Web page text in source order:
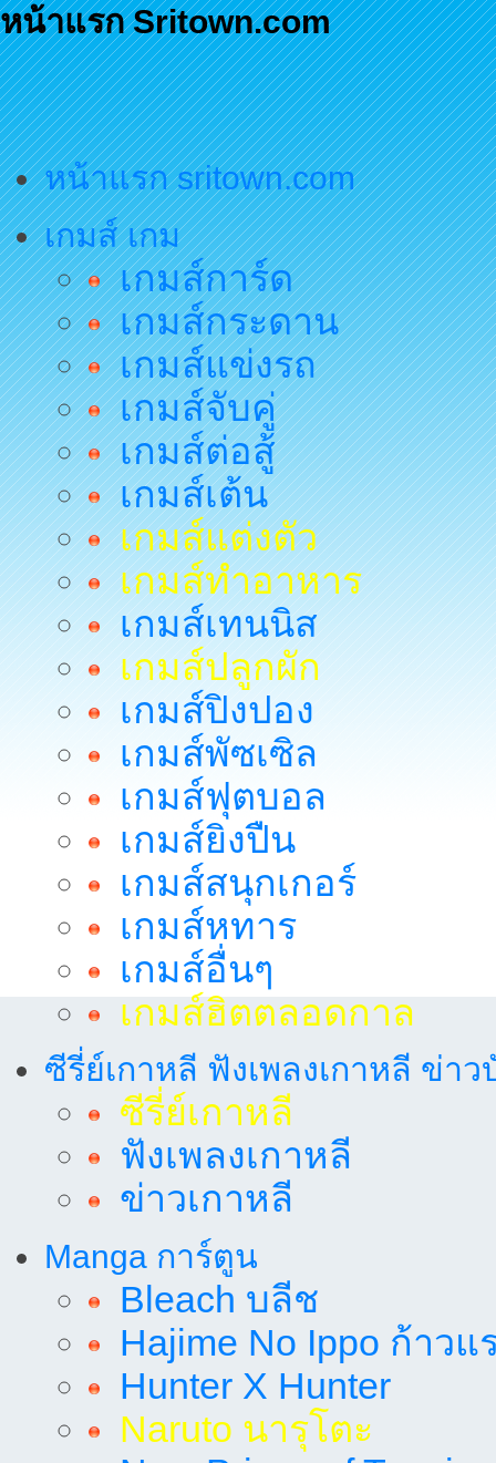
หน้าแรก Sritown.com
หน้าแรก sritown.com
เกมส์ เกม
เกมส์การ์ด
เกมส์กระดาน
เกมส์แข่งรถ
เกมส์จับคู่
เกมส์ต่อสู้
เกมส์เต้น
เกมส์แต่งตัว
เกมส์ทำอาหาร
เกมส์เทนนิส
เกมส์ปลูกผัก
เกมส์ปิงปอง
เกมส์พัซเซิล
เกมส์ฟุตบอล
เกมส์ยิงปืน
เกมส์สนุกเกอร์
เกมส์หทาร
เกมส์อื่นๆ
เกมส์ฮิตตลอดกาล
ซีรี่ย์เกาหลี ฟังเพลงเกาหลี ข่าว
ซีรี่ย์เกาหลี
ฟังเพลงเกาหลี
ข่าวเกาหลี
Manga การ์ตูน
Bleach บลีช
Hajime No Ippo ก้าวแ
Hunter X Hunter
Naruto นารุโตะ